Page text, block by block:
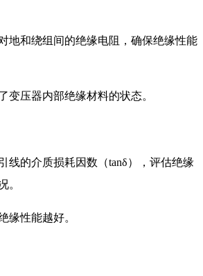
地和绕组间的绝缘电阻，确保绝缘性能
变压器内部绝缘材料的状态。
线的介质损耗因数（tanδ），评估绝缘
。
缘性能越好。